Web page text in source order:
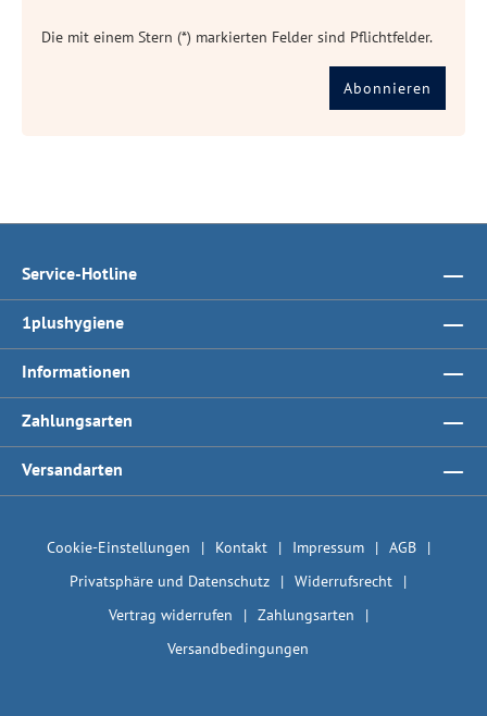
Die mit einem Stern (*) markierten Felder sind Pflichtfelder.
Abonnieren
Service-Hotline
1plushygiene
Informationen
Zahlungsarten
Versandarten
Cookie-Einstellungen Kontakt Impressum
AGB
Privatsphäre und Datenschutz
Widerrufsrecht
Vertrag widerrufen
Zahlungsarten
Versandbedingungen